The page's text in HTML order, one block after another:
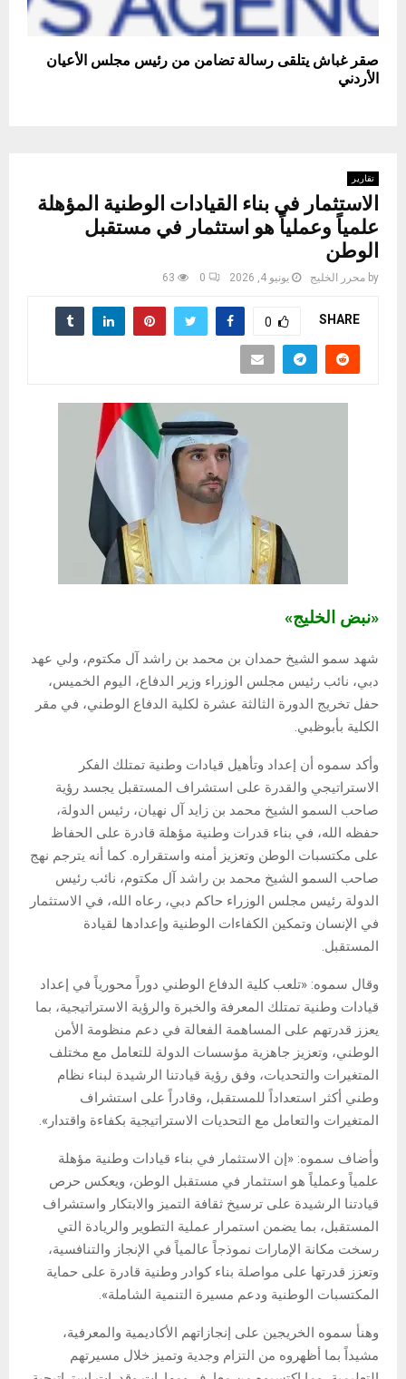
صقر غباش يتلقى رسالة تضامن من رئيس مجلس الأعيان
الأردني
تقارير
الاستثمار في بناء القيادات الوطنية المؤهلة
علمياً وعملياً هو استثمار في مستقبل
الوطن
by محرر الخليج يونيو 4, 2026 0
63
SHARE
0
«نبض الخليج»
شهد سمو الشيخ حمدان بن محمد بن راشد آل مكتوم، ولي عهد
دبي، نائب رئيس مجلس الوزراء وزير الدفاع، اليوم الخميس،
حفل تخريج الدورة الثالثة عشرة لكلية الدفاع الوطني، في مقر
الكلية بأبوظبي.
وأكد سموه أن إعداد وتأهيل قيادات وطنية تمتلك الفكر
الاستراتيجي والقدرة على استشراف المستقبل يجسد رؤية
صاحب السمو الشيخ محمد بن زايد آل نهيان، رئيس الدولة،
حفظه الله، في بناء قدرات وطنية مؤهلة قادرة على الحفاظ
على مكتسبات الوطن وتعزيز أمنه واستقراره. كما أنه يترجم نهج
صاحب السمو الشيخ محمد بن راشد آل مكتوم، نائب رئيس
الدولة رئيس مجلس الوزراء حاكم دبي، رعاه الله، في الاستثمار
في الإنسان وتمكين الكفاءات الوطنية وإعدادها لقيادة
المستقبل.
وقال سموه: «تلعب كلية الدفاع الوطني دوراً محورياً في إعداد
قيادات وطنية تمتلك المعرفة والخبرة والرؤية الاستراتيجية، بما
يعزز قدرتهم على المساهمة الفعالة في دعم منظومة الأمن
الوطني، وتعزيز جاهزية مؤسسات الدولة للتعامل مع مختلف
المتغيرات والتحديات، وفق رؤية قيادتنا الرشيدة لبناء نظام
وطني أكثر استعداداً للمستقبل، وقادراً على استشراف
المتغيرات والتعامل مع التحديات الاستراتيجية بكفاءة واقتدار».
وأضاف سموه: «إن الاستثمار في بناء قيادات وطنية مؤهلة
علمياً وعملياً هو استثمار في مستقبل الوطن، ويعكس حرص
قيادتنا الرشيدة على ترسيخ ثقافة التميز والابتكار واستشراف
المستقبل، بما يضمن استمرار عملية التطوير والريادة التي
رسخت مكانة الإمارات نموذجاً عالمياً في الإنجاز والتنافسية،
وتعزز قدرتها على مواصلة بناء كوادر وطنية قادرة على حماية
المكتسبات الوطنية ودعم مسيرة التنمية الشاملة».
وهنأ سموه الخريجين على إنجازاتهم الأكاديمية والمعرفية،
مشيداً بما أظهروه من التزام وجدية وتميز خلال مسيرتهم